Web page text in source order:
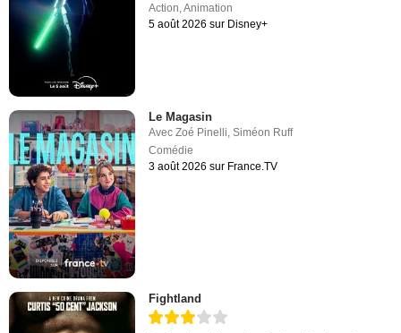
Action ,Animation
5 août 2026 sur Disney+
Le Magasin
AvecZoé Pinelli,Siméon Ruff
Comédie
3 août 2026 sur France.TV
Fightland